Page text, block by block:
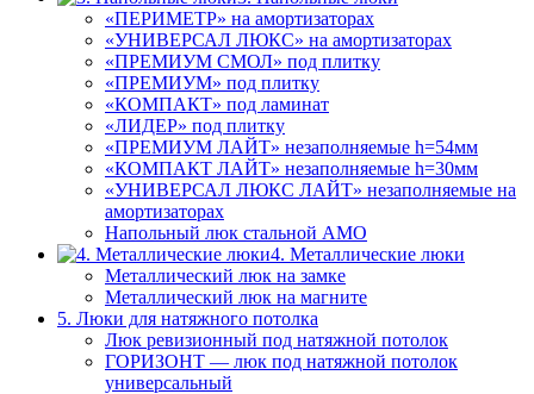
«ПЕРИМЕТР» на амортизаторах
«УНИВЕРСАЛ ЛЮКС» на амортизаторах
«ПРЕМИУМ СМОЛ» под плитку
«ПРЕМИУМ» под плитку
«КОМПАКТ» под ламинат
«ЛИДЕР» под плитку
«ПРЕМИУМ ЛАЙТ» незаполняемые h=54мм
«КОМПАКТ ЛАЙТ» незаполняемые h=30мм
«УНИВЕРСАЛ ЛЮКС ЛАЙТ» незаполняемые на
амортизаторах
Напольный люк стальной АМО
4. Металлические люки
Металлический люк на замке
Металлический люк на магните
5. Люки для натяжного потолка
Люк ревизионный под натяжной потолок
ГОРИЗОНТ — люк под натяжной потолок
универсальный